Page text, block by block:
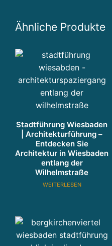
Ähnliche Produkte
Stadtführung Wiesbaden
| Architekturführung –
Entdecken Sie
Architektur in Wiesbaden
entlang der
Wilhelmstraße
WEITERLESEN